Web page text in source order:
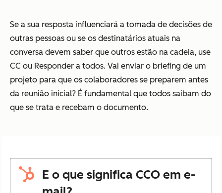
Se a sua resposta influenciará a tomada de decisões de
outras pessoas ou se os destinatários atuais na
conversa devem saber que outros estão na cadeia, use
CC ou Responder a todos. Vai enviar o briefing de um
projeto para que os colaboradores se preparem antes
da reunião inicial? É fundamental que todos saibam do
que se trata e recebam o documento.
E o que significa CCO em e-